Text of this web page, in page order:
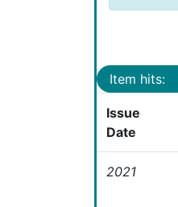
Item hits:
Issue
Date
2021